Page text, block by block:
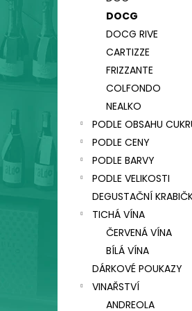
DOCG
DOCG RIVE
CARTIZZE
FRIZZANTE
COLFONDO
NEALKO
PODLE OBSAHU
PODLE CENY
PODLE BARVY
PODLE VELIKOSTI
DEGUSTAČNÍ
TICHÁ VÍNA
ČERVENÁ VÍNA
BÍLÁ VÍNA
DÁRKOVÉ POUKAZY
VINAŘSTVÍ
ANDREOLA
CA' SALINA SUI LIEVITI,
COL FONDO
330 Kč